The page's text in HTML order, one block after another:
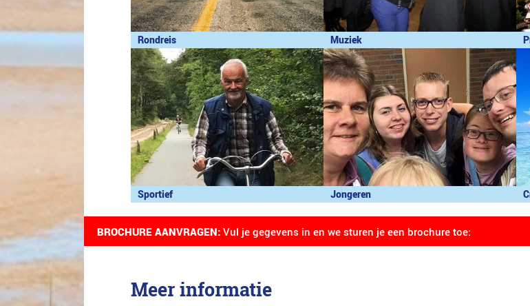
Rondreis Muziek
Sportief Jongeren
BROCHURE AANVRAGEN: Vul je gegevens in en we sturen je een brochure toe:
Meer informatie